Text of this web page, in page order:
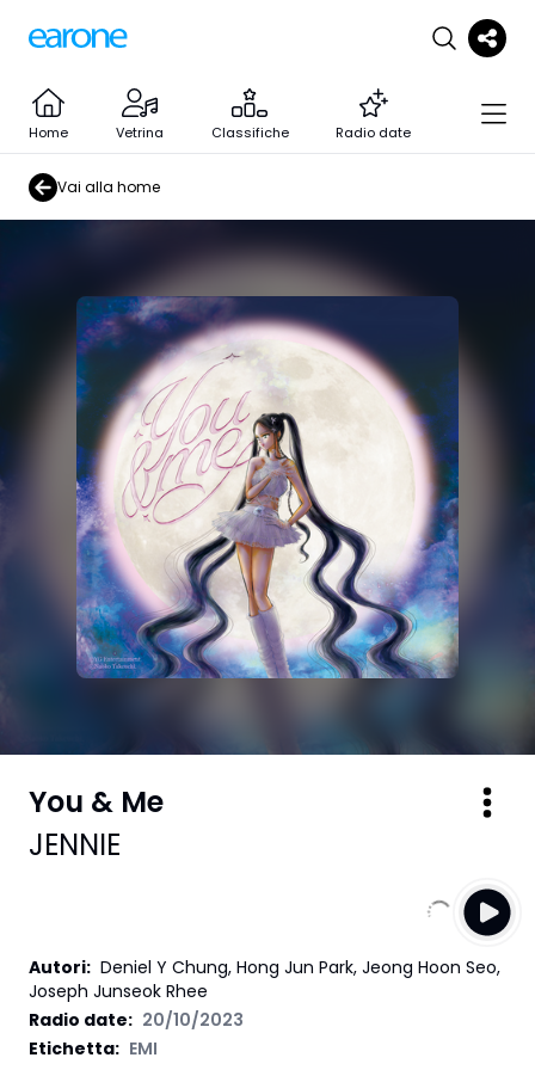
Home Vetrina Classifiche Radio date
Vai alla home
You & Me
JENNIE
Autori: Deniel Y Chung, Hong Jun Park, Jeong Hoon Seo,
Joseph Junseok Rhee
Radio date: 20/10/2023
Etichetta: EMI